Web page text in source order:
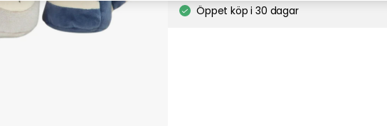
Öppet köp i 30 dagar